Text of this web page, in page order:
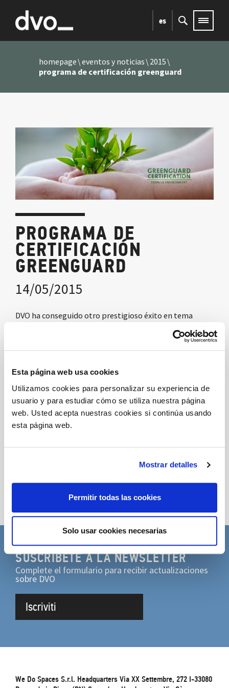
Esta página web usa cookies
Utilizamos cookies para personalizar su experiencia de
usuario y para estudiar cómo se utiliza nuestra página
web. Usted acepta nuestras cookies si continúa usando
esta página web.
Mostrar detalles
Permitir todas las cookies
Solo usar cookies necesarias
es
homepage eventos y noticias 2015
programa de certificación greenguard
PROGRAMA DE
CERTIFICACIÓN
GREENGUARD
14/05/2015
DVO ha conseguido otro prestigioso éxito en tema
evalúan especialmente la variable ambiental, como los
de los proyectos LEED en el mundo.
Descarga PDF
SUSCRÍBETE A LA NEWSLETTER
Complete el formulario para recibir actualizaciones
sobre DVO
Iscriviti
We Do Spaces S.r.l. Headquarters Via XX Settembre, 272 I-33080